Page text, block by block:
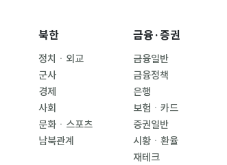
북한
정치ㆍ외교
군사
경제
사회
문화ㆍ스포츠
남북관계
금융·증권
금융일반
금융정책
은행
보험ㆍ카드
증권일반
시황ㆍ환율
재테크